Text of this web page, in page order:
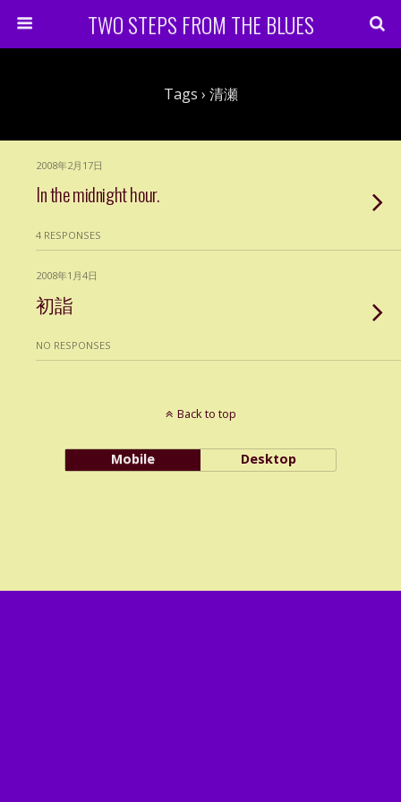
TWO STEPS FROM THE BLUES
Tags › 清瀬
2008年2月17日
In the midnight hour.
4 RESPONSES
2008年1月4日
初詣
NO RESPONSES
Back to top
Mobile Desktop